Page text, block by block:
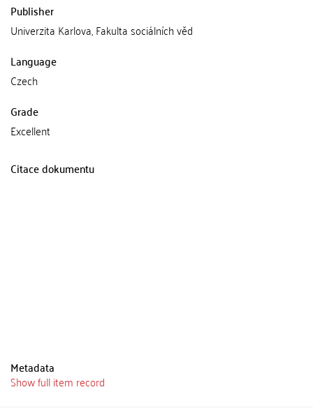
Publisher
Univerzita Karlova, Fakulta sociálních věd
Language
Czech
Grade
Excellent
Citace dokumentu
Metadata
Show full item record